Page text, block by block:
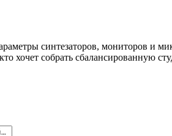
синтезаторов, мониторов и
хочет собрать сбалансированную